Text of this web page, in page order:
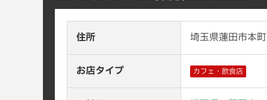
住所 埼玉県蓮田市本
お店タイプ カフェ・飲食店